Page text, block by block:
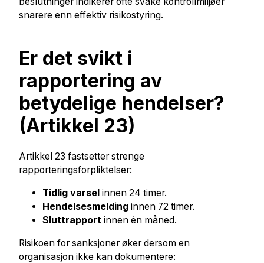
snarere enn effektiv risikostyring.
Er det svikt i
rapportering av
betydelige hendelser?
(Artikkel 23)
Artikkel 23 fastsetter strenge
rapporteringsforpliktelser:
Tidlig varselinnen 24 timer.
Hendelsesmeldinginnen 72 timer.
Sluttrapportinnen én måned.
Risikoen for sanksjoner øker dersom en
organisasjon ikke kan dokumentere: